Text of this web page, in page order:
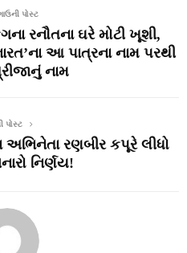
પોસ્ટ
રનૌતના ઘરે મોટી ખૂશી,
આ પાત્રના નામ પરથી
નામ
પોસ્ટ
અભિનેતા રણબીર કપૂરે લીધો
નિર્ણય!